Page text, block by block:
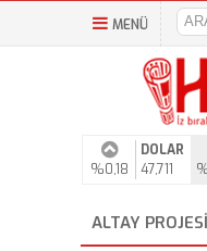
MENÜ
%0,18
DOLAR
47,711
ALTAY